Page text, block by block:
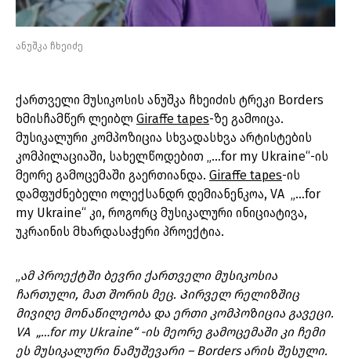
ანუშკა ჩხეიძე
ქართველი მუსიკოსის ანუშკა ჩხეიძის ტრეკი Borders
ხმისჩამწერ ლეიბლ Giraffe tapes-ზე გამოიცა.
მუსიკალური კომპოზიცია სხვადასხვა არტისტების
კომპილაციაში, სახელწოდებით „…for my Ukraine“-ის
მეორე გამოცემაში გაერთიანდა. Giraffe tapes-ის
დამფუძნებელი ოლექსანდრ დემიანენკოა, VA „…for
my Ukraine“ კი, როგორც მუსიკალური ინიციატივა,
უკრაინის მხარდასაჭერი პროექტია.
„ამ პროექტში ბევრი ქართველი მუსიკოსია
ჩართული, მათ შორის მეც. Პირველ რელიზშიც
მივიღე მონაწილეობა და ერთი კომპოზიცია გავეცი.
VA „…for my Ukraine“ -ის მეორე გამოცემაში კი ჩემი
ეს მუსიკალური ნამუშევარი – Borders არის შესული.